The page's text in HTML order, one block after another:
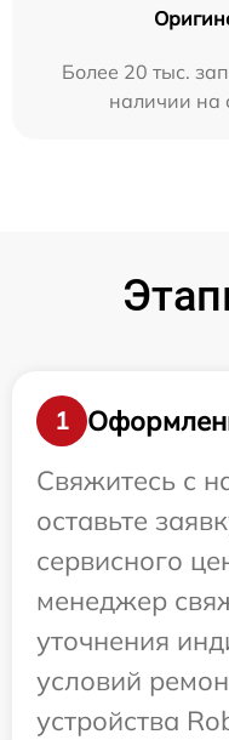
Более 20 тыс.
наличии на
1
Свяжитесь с
оставьте
сервисного
менеджер
уточнения
условий
устройства